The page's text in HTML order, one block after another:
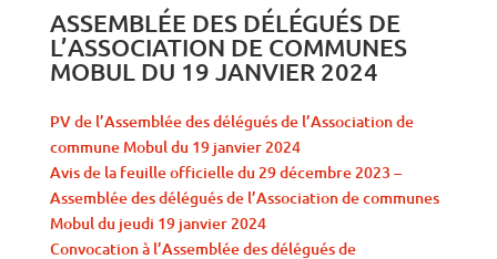
ASSEMBLÉE DES DÉLÉGUÉS DE
L’ASSOCIATION DE COMMUNES
MOBUL DU 19 JANVIER 2024
PV de l’Assemblée des délégués de l’Association de
commune Mobul du 19 janvier 2024
Avis de la feuille officielle du 29 décembre 2023 –
Assemblée des délégués de l’Association de communes
Mobul du jeudi 19 janvier 2024
Convocation à l’Assemblée des délégués de